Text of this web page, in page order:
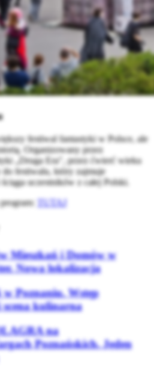
festiwal fantastyki w Polsce, ale
Organizowany przez
„Druga Era", przez ćwierć wieku
do festiwalu, który zajmuje
uczestników z całej Polski.
TUTAJ
Mieszkań i Domów w
Nowa lokalizacja
Poznaniu. Wstęp
scena kulinarna
na
Poznańskich. Jeden